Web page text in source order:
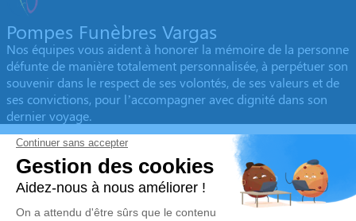
Pompes Funèbres Vargas
Nos équipes vous aident à honorer la mémoire de la personne
défunte de manière totalement personnalisée, à perpétuer son
souvenir dans le respect de ses volontés, de ses valeurs et de
ses convictions, pour l’accompagner avec dignité dans son
dernier voyage.
Obtenez un devis
Devis obsèques
Devis prévoyance